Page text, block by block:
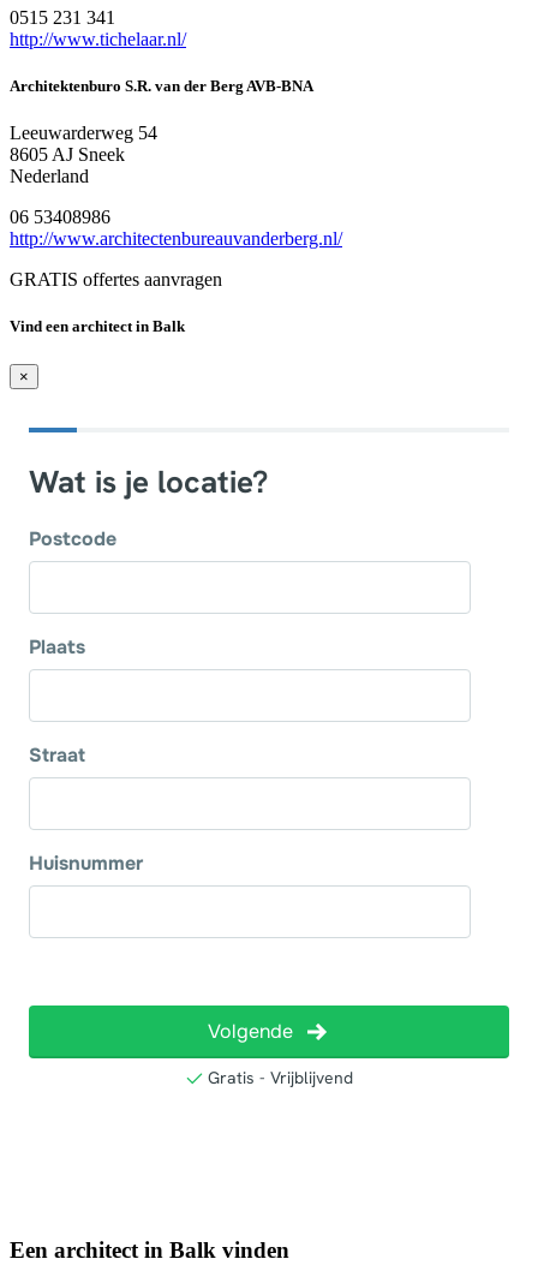
0515 231 341
http://www.tichelaar.nl/
Architektenburo S.R. van der Berg AVB-BNA
Leeuwarderweg 54
8605 AJ Sneek
Nederland
06 53408986
http://www.architectenbureauvanderberg.nl/
GRATIS offertes aanvragen
Vind een architect in Balk
×
Een architect in Balk vinden